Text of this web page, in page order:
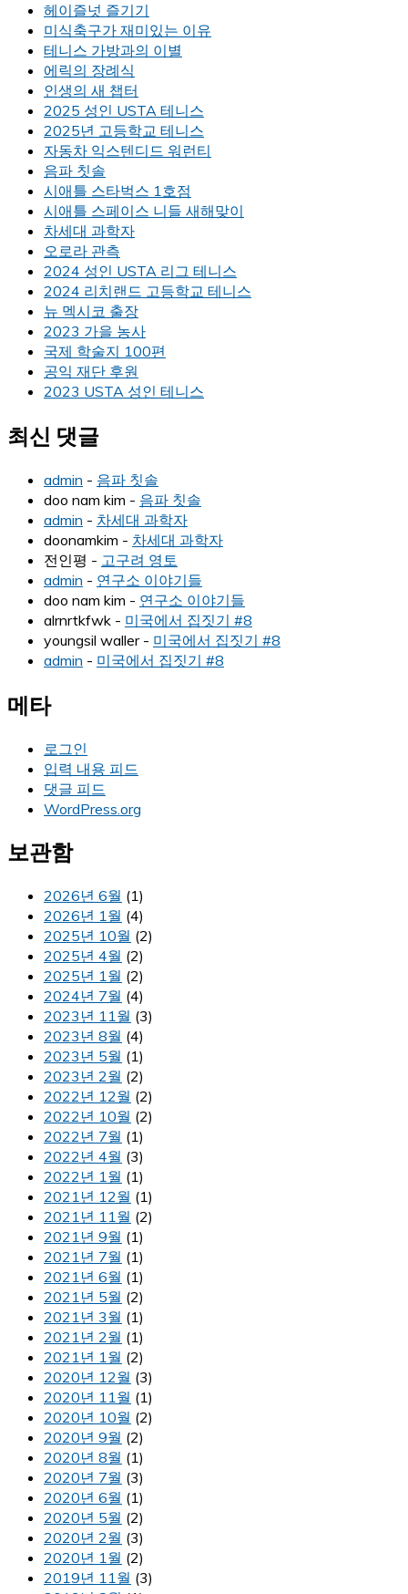
헤이즐넛 즐기기
미식축구가 재미있는 이유
테니스 가방과의 이별
에릭의 장례식
인생의 새 챕터
2025 성인 USTA 테니스
2025년 고등학교 테니스
자동차 익스텐디드 워런티
음파 칫솔
시애틀 스타벅스 1호점
시애틀 스페이스 니들 새해맞이
차세대 과학자
오로라 관측
2024 성인 USTA 리그 테니스
2024 리치랜드 고등학교 테니스
뉴 멕시코 출장
2023 가을 농사
국제 학술지 100편
공익 재단 후원
2023 USTA 성인 테니스
최신 댓글
admin - 음파 칫솔
doo nam kim - 음파 칫솔
admin - 차세대 과학자
doonamkim - 차세대 과학자
전인평 - 고구려 영토
admin - 연구소 이야기들
doo nam kim - 연구소 이야기들
alrnrtkfwk - 미국에서 집짓기 #8
youngsil waller- 미국에서 집짓기 #8
admin - 미국에서 집짓기 #8
메타
로그인
입력 내용 피드
댓글 피드
WordPress.org
보관함
2026년 6월 (1)
2026년 1월 (4)
2025년 10월 (2)
2025년 4월 (2)
2025년 1월 (2)
2024년 7월 (4)
2023년 11월 (3)
2023년 8월 (4)
2023년 5월 (1)
2023년 2월 (2)
2022년 12월 (2)
2022년 10월 (2)
2022년 7월 (1)
2022년 4월 (3)
2022년 1월 (1)
2021년 12월 (1)
2021년 11월 (2)
2021년 9월 (1)
2021년 7월 (1)
2021년 6월 (1)
2021년 5월 (2)
2021년 3월 (1)
2021년 2월 (1)
2021년 1월 (2)
2020년 12월 (3)
2020년 11월 (1)
2020년 10월 (2)
2020년 9월 (2)
2020년 8월 (1)
2020년 7월 (3)
2020년 6월 (1)
2020년 5월 (2)
2020년 2월 (3)
2020년 1월 (2)
2019년 11월 (3)